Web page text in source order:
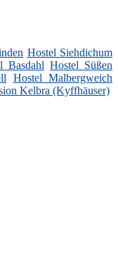
Hostel Siehdichum
Basdahl Hostel Süßen
Hostel Malbergweich
Kelbra (Kyffhäuser)